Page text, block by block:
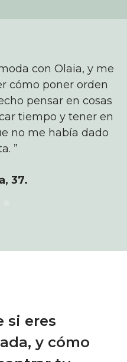
con Olaia, y me
cómo poner orden
pensar en cosas
tiempo y tener en
no me había dado
”
37.
si eres
y cómo